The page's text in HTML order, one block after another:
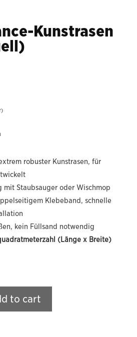
Kunstrasen
robuster Kunstrasen, für
mit Staubsauger oder Wischmop
Klebeband, schnelle
kein Füllsand notwendig
(Länge x Breite)
to cart